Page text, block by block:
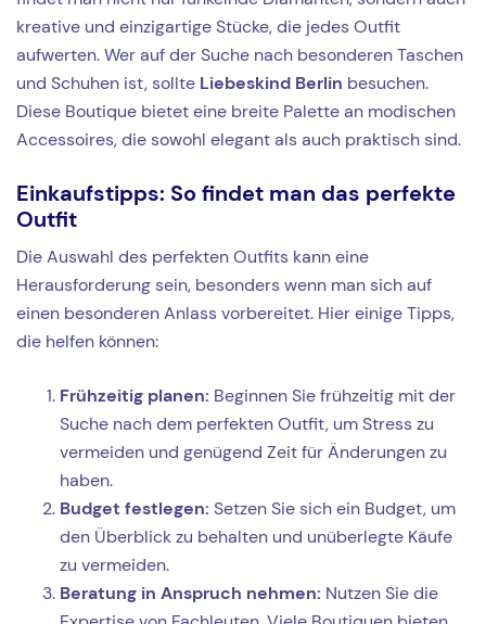
kreative und einzigartige Stücke, die jedes Outfit
aufwerten. Wer auf der Suche nach besonderen Taschen
und Schuhen ist, sollte Liebeskind Berlin besuchen.
Diese Boutique bietet eine breite Palette an modischen
Accessoires, die sowohl elegant als auch praktisch sind.
Einkaufstipps: So findet man das perfekte
Outfit
Die Auswahl des perfekten Outfits kann eine
Herausforderung sein, besonders wenn man sich auf
einen besonderen Anlass vorbereitet. Hier einige Tipps,
die helfen können:
Frühzeitig planen: Beginnen Sie frühzeitig mit der
Suche nach dem perfekten Outfit, um Stress zu
vermeiden und genügend Zeit für Änderungen zu
haben.
Budget festlegen: Setzen Sie sich ein Budget, um
den Überblick zu behalten und unüberlegte Käufe
zu vermeiden.
Beratung in Anspruch nehmen: Nutzen Sie die